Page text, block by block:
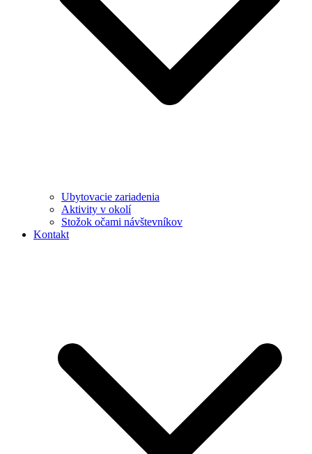
Ubytovacie zariadenia
Aktivity v okolí
Stožok očami návštevníkov
Kontakt